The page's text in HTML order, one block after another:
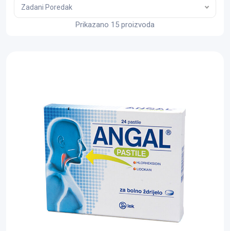
Zadani Poredak
Prikazano 15 proizvoda